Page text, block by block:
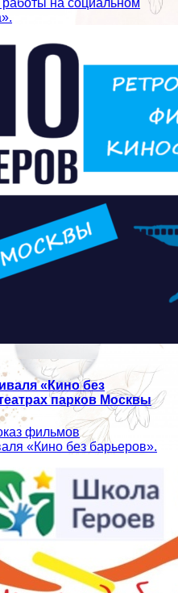
на социальном
«Кино без
парков Москвы
фильмов
«Кино без барьеров».